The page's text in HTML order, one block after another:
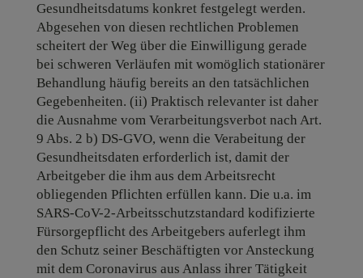
Gesundheitsdatums konkret festgelegt werden.
Abgesehen von diesen rechtlichen Problemen
scheitert der Weg über die Einwilligung gerade
bei schweren Verläufen mit womöglich stationärer
Behandlung häufig bereits an den tatsächlichen
Gegebenheiten. (ii) Praktisch relevanter ist daher
die Ausnahme vom Verarbeitungsverbot nach Art.
9 Abs. 2 b) DS-GVO, wenn die Verabeitung der
Gesundheitsdaten erforderlich ist, damit der
Arbeitgeber die ihm aus dem Arbeitsrecht
obliegenden Pflichten erfüllen kann. Die u.a. im
SARS-CoV-2-Arbeitsschutzstandard kodifizierte
Fürsorgepflicht des Arbeitgebers auferlegt ihm
den Schutz seiner Beschäftigten vor Ansteckung
mit dem Coronavirus aus Anlass ihrer Tätigkeit